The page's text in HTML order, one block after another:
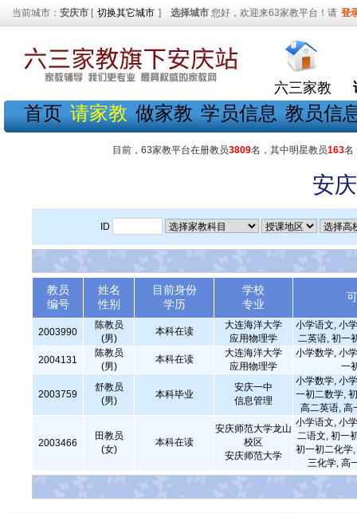
当前城市： 安庆市 [ 切换其它城市 ] 选择城市 您好，欢迎来63家教平台！请 登
六三家教
首页 请家教 做家教 学员信息 教员信
目前，63家教平台在册教员3809名，其中明星教员163名
安
ID
教员
编号
姓名
性别
目前身份
学历
学校
专业
2003990
陈教员
(男)
本科在读
大连海洋大学
应用物理学
小学语文, 小
二英语, 初一
2004131
陈教员
(男)
本科在读
大连海洋大学
应用物理学
小学数学, 小
一
2003759
舒教员
(男)
本科毕业
安庆一中
信息管理
小学数学, 小
一初二数学,
高二英语, 高
2003466
田教员
(女)
本科在读
安庆师范大学龙山
校区
安庆师范大学
小学语文, 小
二语文, 初一
初一初二化学
三化学, 高